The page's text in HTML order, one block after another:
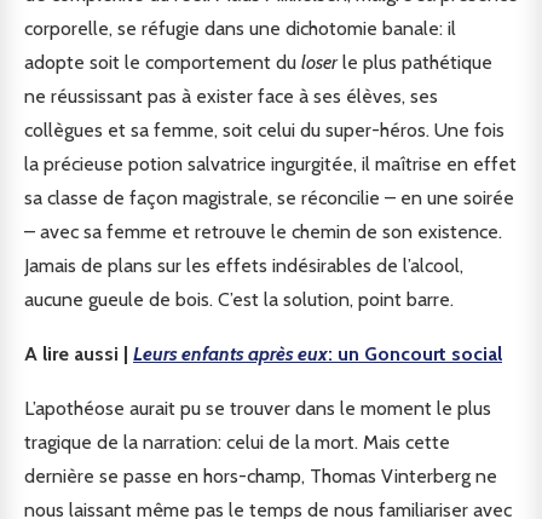
corporelle, se réfugie dans une dichotomie banale: il
adopte soit le comportement du loserle plus pathétique
ne réussissant pas à exister face à ses élèves, ses
collègues et sa femme, soit celui du super-héros. Une fois
la précieuse potion salvatrice ingurgitée, il maîtrise en effet
sa classe de façon magistrale, se réconcilie – en une soirée
– avec sa femme et retrouve le chemin de son existence.
Jamais de plans sur les effets indésirables de l’alcool,
aucune gueule de bois. C’est la solution, point barre.
A lire aussi | Leurs enfants après eux: un Goncourt social
L’apothéose aurait pu se trouver dans le moment le plus
tragique de la narration: celui de la mort. Mais cette
dernière se passe en hors-champ, Thomas Vinterberg ne
nous laissant même pas le temps de nous familiariser avec